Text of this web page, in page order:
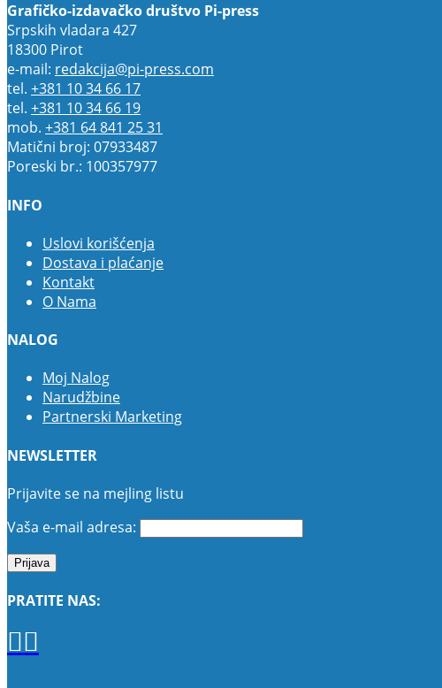
Grafičko-izdavačko društvo Pi-press
Srpskih vladara 427
18300 Pirot
e-mail: redakcija@pi-press.com
tel. +381 10 34 66 17
tel. +381 10 34 66 19
mob. +381 64 841 25 31
Matični broj: 07933487
Poreski br.: 100357977
INFO
Uslovi korišćenja
Dostava i plaćanje
Kontakt
O Nama
NALOG
Moj Nalog
Narudžbine
Partnerski Marketing
NEWSLETTER
Prijavite se na mejling listu
Vaša e-mail adresa:
PRATITE NAS: